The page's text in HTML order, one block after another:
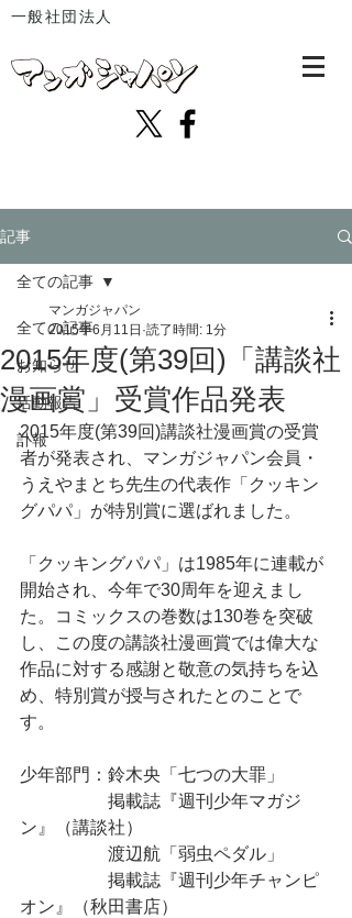
一般社団法人
記事
全ての記事
お知らせ
活動報告
訃報
全ての記事
2015年度(第39回)「講談社
漫画賞」受賞作品発表
マンガジャパン
2015年6月11日 読了時間: 1分
2015年度(第39回)講談社漫画賞の受賞
者が発表され、マンガジャパン会員・
うえやまとち先生の代表作「クッキン
グパパ」が特別賞に選ばれました。
「クッキングパパ」は1985年に連載が
開始され、今年で30周年を迎えまし
た。コミックスの巻数は130巻を突破
し、この度の講談社漫画賞では偉大な
作品に対する感謝と敬意の気持ちを込
め、特別賞が授与されたとのことで
す。
少年部門：鈴木央「七つの大罪」
掲載誌『週刊少年マガジ
ン』（講談社）
渡辺航「弱虫ペダル」
掲載誌『週刊少年チャンピ
オン』（秋田書店）